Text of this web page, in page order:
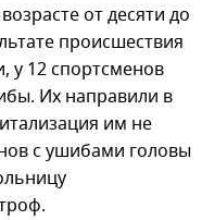
от десяти до
происшествия
у 12 спортсменов
Их направили в
им не
с ушибами головы